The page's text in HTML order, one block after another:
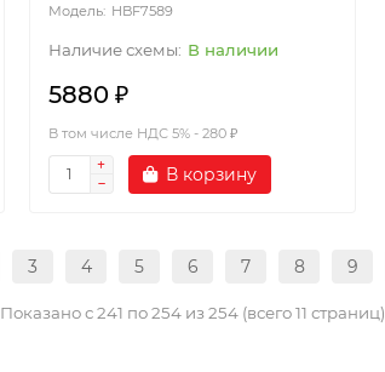
HBF7589
В наличии
5880 ₽
В том числе НДС 5% - 280 ₽
В корзину
3 4 5 6 7 8 9
Показано с 241 по 254 из 254 (всего 11 страниц)